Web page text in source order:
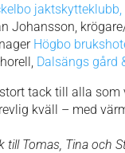
jaktskytteklubb,
Johansson,
Högbo
Dalsängs gård
tack till alla som
kväll – med
till Tomas, Tina och